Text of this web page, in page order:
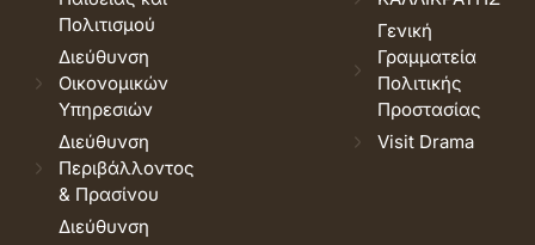
Πολιτισμού
Διεύθυνση
Οικονομικών
Υπηρεσιών
Διεύθυνση
Περιβάλλοντος
& Πρασίνου
Διεύθυνση
Γενική
Γραμματεία
Πολιτικής
Προστασίας
Visit Drama